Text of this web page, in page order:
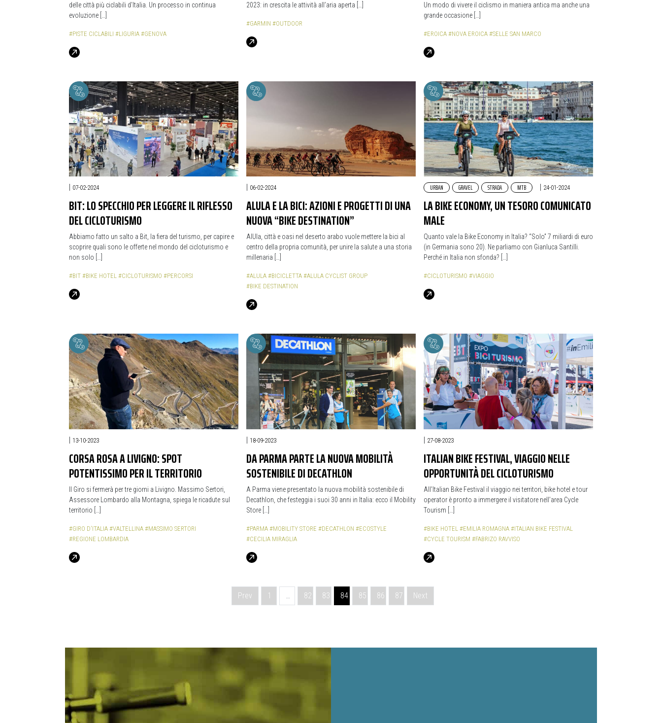
delle città più ciclabili d’Italia. Un processo in continua
evoluzione […]
#PISTE CICLABILI #LIGURIA #GENOVA
2023: in crescita le attività all’aria aperta […]
#GARMIN #OUTDOOR
Un modo di vivere il ciclismo in maniera antica ma anche una
grande occasione […]
#EROICA #NOVA EROICA #SELLE SAN MARCO
| 07-02-2024
BIT: LO SPECCHIO PER LEGGERE IL RIFLESSO
DEL CICLOTURISMO
Abbiamo fatto un salto a Bit, la fiera del turismo, per capire e
scoprire quali sono le offerte nel mondo del cicloturismo e
non solo […]
#BIT #BIKE HOTEL #CICLOTURISMO #PERCORSI
| 06-02-2024
ALULA E LA BICI: AZIONI E PROGETTI DI UNA
NUOVA “BIKE DESTINATION”
AlUla, città e oasi nel deserto arabo vuole mettere la bici al
centro della propria comunità, per unire la salute a una storia
millenaria […]
#ALULA #BICICLETTA #ALULA CYCLIST GROUP
#BIKE DESTINATION
URBAN GRAVEL STRADA MTB | 24-01-2024
LA BIKE ECONOMY, UN TESORO COMUNICATO
MALE
Quanto vale la Bike Economy in Italia? “Solo” 7 miliardi di euro
(in Germania sono 20). Ne parliamo con Gianluca Santilli.
Perché in Italia non sfonda? […]
#CICLOTURISMO #VIAGGIO
| 13-10-2023
CORSA ROSA A LIVIGNO: SPOT
POTENTISSIMO PER IL TERRITORIO
Il Giro si fermerà per tre giorni a Livigno. Massimo Sertori,
Assessore Lombardo alla Montagna, spiega le ricadute sul
territorio […]
#GIRO D'ITALIA #VALTELLINA #MASSIMO SERTORI
#REGIONE LOMBARDIA
| 18-09-2023
DA PARMA PARTE LA NUOVA MOBILITÀ
SOSTENIBILE DI DECATHLON
A Parma viene presentato la nuova mobilità sostenibile di
Decathlon, che festeggia i suoi 30 anni in Italia: ecco il Mobility
Store […]
#PARMA #MOBILITY STORE #DECATHLON #ECOSTYLE
#CECILIA MIRAGLIA
| 27-08-2023
ITALIAN BIKE FESTIVAL, VIAGGIO NELLE
OPPORTUNITÀ DEL CICLOTURISMO
All’Italian Bike Festival il viaggio nei territori, bike hotel e tour
operator è pronto a immergere il visitatore nell’area Cycle
Tourism […]
#BIKE HOTEL #EMILIA ROMAGNA #ITALIAN BIKE FESTIVAL
#CYCLE TOURISM #FABRIZO RAVVISO
Prev 1 82 83 84 85 86 87 Next